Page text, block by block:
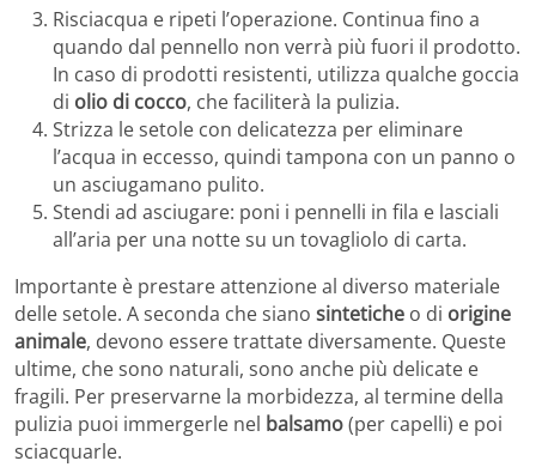
Risciacqua e ripeti l’operazione. Continua fino a
quando dal pennello non verrà più fuori il prodotto.
In caso di prodotti resistenti, utilizza qualche goccia
di olio di cocco, che faciliterà la pulizia.
Strizza le setole con delicatezza per eliminare
l’acqua in eccesso, quindi tampona con un panno o
un asciugamano pulito.
Stendi ad asciugare: poni i pennelli in fila e lasciali
all’aria per una notte su un tovagliolo di carta.
Importante è prestare attenzione al diverso materiale
delle setole. A seconda che siano sintetiche o di origine
animale, devono essere trattate diversamente. Queste
ultime, che sono naturali, sono anche più delicate e
fragili. Per preservarne la morbidezza, al termine della
pulizia puoi immergerle nel balsamo(per capelli) e poi
sciacquarle.